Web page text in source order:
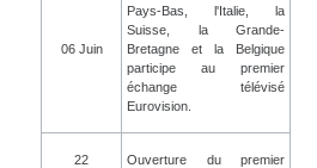
06 Juin
Pays-Bas, l'Italie, la
Suisse, la Grande-
Bretagne et la Belgique
participe au premier
échange télévisé
Eurovision.
22
Ouverture du premier